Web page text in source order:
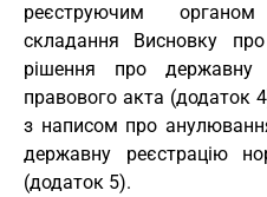
реєструючим
складання Висновку
рішення про державну
правового акта (додаток
з написом про
державну реєстрацію
(додаток 5).